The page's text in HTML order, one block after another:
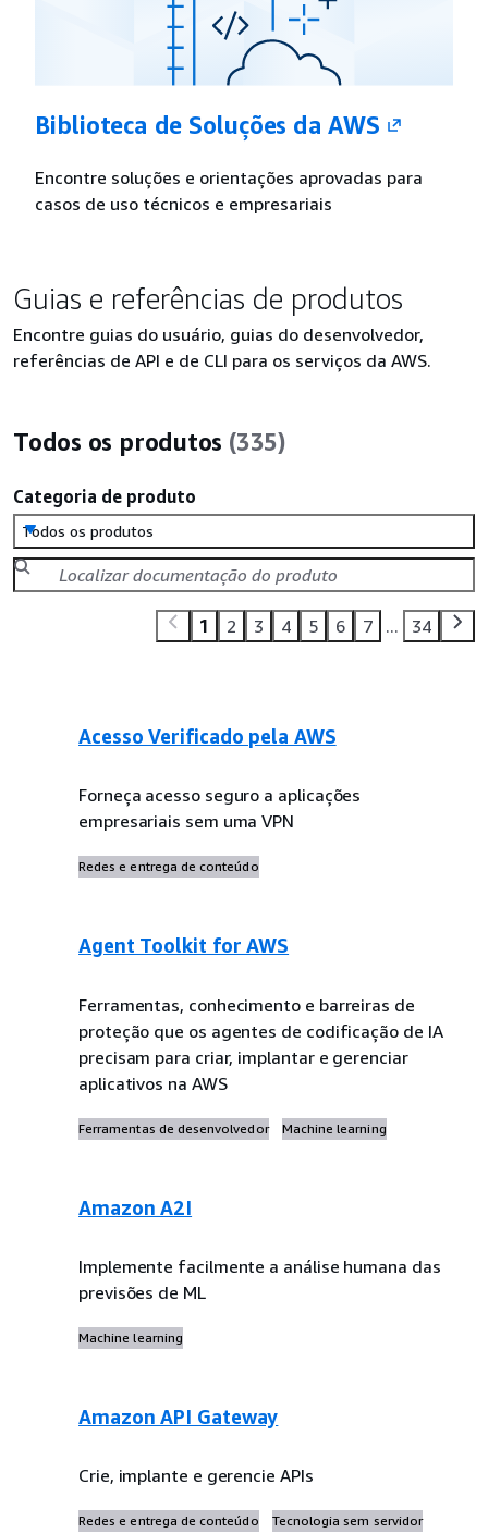
Biblioteca de Soluções da AWS
Encontre soluções e orientações aprovadas para
casos de uso técnicos e empresariais
Guias e referências de produtos
Encontre guias do usuário, guias do desenvolvedor,
referências de API e de CLI para os serviços da AWS.
Todos os produtos (335)
Categoria de produto
Todos os produtos
1 2 3 4 5 6 7 ... 34
Acesso Verificado pela AWS
Forneça acesso seguro a aplicações
empresariais sem uma VPN
Redes e entrega de conteúdo
Agent Toolkit for AWS
Ferramentas, conhecimento e barreiras de
proteção que os agentes de codificação de IA
precisam para criar, implantar e gerenciar
aplicativos na AWS
Ferramentas de desenvolvedor Machine learning
Amazon A2I
Implemente facilmente a análise humana das
previsões de ML
Machine learning
Amazon API Gateway
Crie, implante e gerencie APIs
Redes e entrega de conteúdo Tecnologia sem servidor